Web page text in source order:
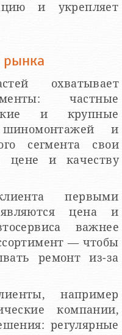
и укрепляет
рынка
охватывает
частные
и крупные
и
сегмента свои
цене и качеству
первыми
цена и
важнее
— чтобы
ремонт из-за
например
компании,
регулярные